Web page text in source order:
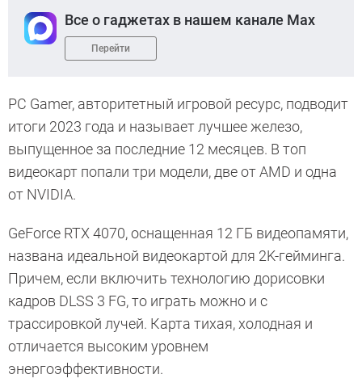
Все о гаджетах в нашем канале Max
Перейти
PC Gamer, авторитетный игровой ресурс, подводит
итоги 2023 года и называет лучшее железо,
выпущенное за последние 12 месяцев. В топ
видеокарт попали три модели, две от AMD и одна
от NVIDIA.
GeForce RTX 4070, оснащенная 12 ГБ видеопамяти,
названа идеальной видеокартой для 2K-гейминга.
Причем, если включить технологию дорисовки
кадров DLSS 3 FG, то играть можно и с
трассировкой лучей. Карта тихая, холодная и
отличается высоким уровнем
энергоэффективности.